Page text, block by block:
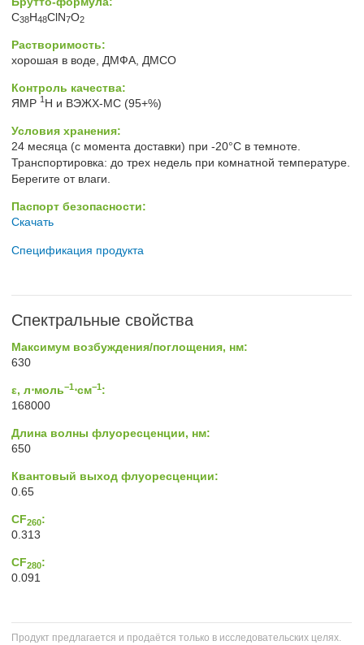
C38H48ClN7O2
Растворимость:
хорошая в воде, ДМФА, ДМСО
Контроль качества:
ЯМР 1H и ВЭЖХ-МС (95+%)
Условия хранения:
24 месяца (с момента доставки) при -20°C в темноте.
Транспортировка: до трех недель при комнатной температуре.
Берегите от влаги.
Паспорт безопасности:
Скачать
Спецификация продукта
Спектральные свойства
Максимум возбуждения/поглощения, нм:
630
ε, л⋅моль−1⋅см−1:
168000
Длина волны флуоресценции, нм:
650
Квантовый выход флуоресценции:
0.65
CF260:
0.313
CF280:
0.091
Продукт предлагается и продаётся только в исследовательских целях.